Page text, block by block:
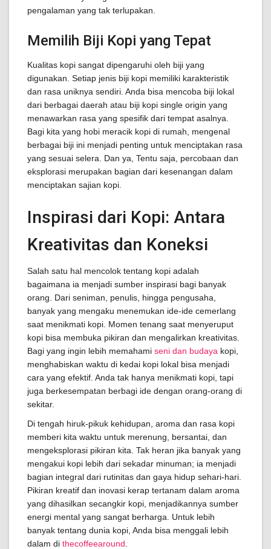
pengalaman yang tak terlupakan.
Memilih Biji Kopi yang Tepat
Kualitas kopi sangat dipengaruhi oleh biji yang
digunakan. Setiap jenis biji kopi memiliki karakteristik
dan rasa uniknya sendiri. Anda bisa mencoba biji lokal
dari berbagai daerah atau biji kopi single origin yang
menawarkan rasa yang spesifik dari tempat asalnya.
Bagi kita yang hobi meracik kopi di rumah, mengenal
berbagai biji ini menjadi penting untuk menciptakan rasa
yang sesuai selera. Dan ya, Tentu saja, percobaan dan
eksplorasi merupakan bagian dari kesenangan dalam
menciptakan sajian kopi.
Inspirasi dari Kopi: Antara
Kreativitas dan Koneksi
Salah satu hal mencolok tentang kopi adalah
bagaimana ia menjadi sumber inspirasi bagi banyak
orang. Dari seniman, penulis, hingga pengusaha,
banyak yang mengaku menemukan ide-ide cemerlang
saat menikmati kopi. Momen tenang saat menyeruput
kopi bisa membuka pikiran dan mengalirkan kreativitas.
Bagi yang ingin lebih memahami seni dan budaya kopi,
menghabiskan waktu di kedai kopi lokal bisa menjadi
cara yang efektif. Anda tak hanya menikmati kopi, tapi
juga berkesempatan berbagi ide dengan orang-orang di
sekitar.
Di tengah hiruk-pikuk kehidupan, aroma dan rasa kopi
memberi kita waktu untuk merenung, bersantai, dan
mengeksplorasi pikiran kita. Tak heran jika banyak yang
mengakui kopi lebih dari sekadar minuman; ia menjadi
bagian integral dari rutinitas dan gaya hidup sehari-hari.
Pikiran kreatif dan inovasi kerap tertanam dalam aroma
yang dihasilkan secangkir kopi, menjadikannya sumber
energi mental yang sangat berharga. Untuk lebih
banyak tentang dunia kopi, Anda bisa menggali lebih
dalam di thecoffeearound